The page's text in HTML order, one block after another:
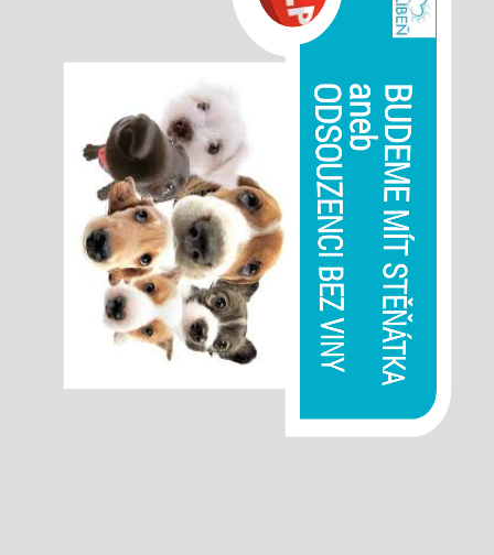
BUDEME MÍT STĚŇÁTKA
aneb
ODSOUZENCI BEZ VINY